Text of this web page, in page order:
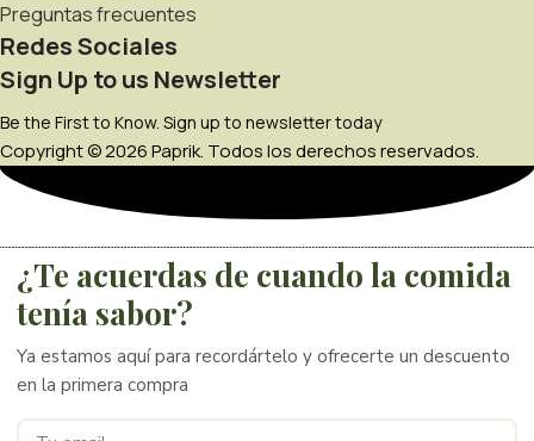
Preguntas frecuentes
Redes Sociales
Sign Up to us Newsletter
Be the First to Know. Sign up to newsletter today
Copyright © 2026 Paprik. Todos los derechos reservados.
¿Te acuerdas de cuando la comida
tenía sabor?
Ya estamos aquí para recordártelo y ofrecerte un descuento
en la primera compra